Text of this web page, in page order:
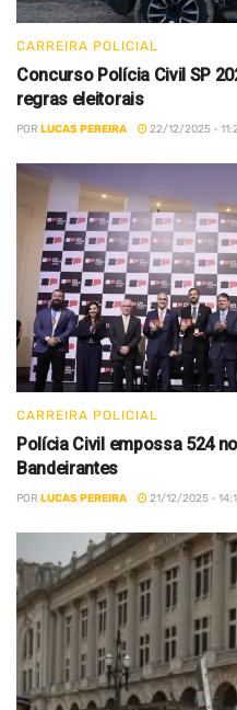
CARREIRA POLICIAL
Concurso Polícia Civil SP
regras eleitorais
POR LUCAS PEREIRA 22/12/2025 -
CARREIRA POLICIAL
Polícia Civil empossa 524
Bandeirantes
POR LUCAS PEREIRA 21/12/2025 -